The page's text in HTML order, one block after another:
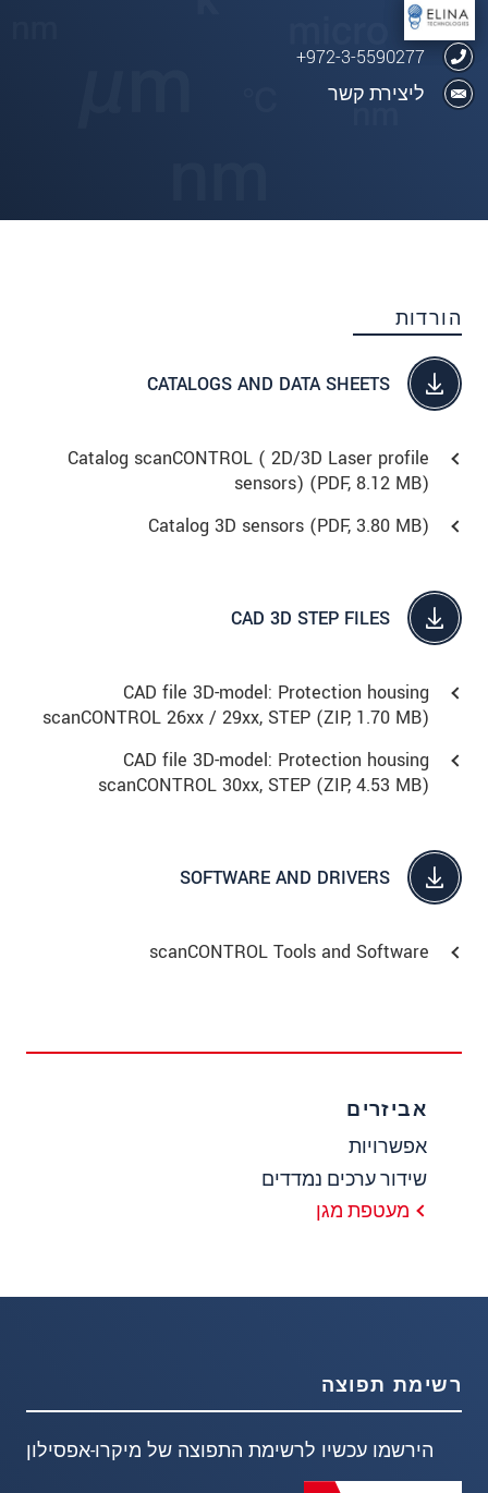
972-3-5590277+
ליצירת קשר
הורדות
CATALOGS AND DATA SHEETS
Catalog scanCONTROL ( 2D/3D Laser profile
sensors) (PDF, 8.12 MB)
Catalog 3D sensors (PDF, 3.80 MB)
CAD 3D STEP FILES
CAD file 3D-model: Protection housing
scanCONTROL 26xx / 29xx, STEP (ZIP, 1.70 MB)
CAD file 3D-model: Protection housing
scanCONTROL 30xx, STEP (ZIP, 4.53 MB)
SOFTWARE AND DRIVERS
scanCONTROL Tools and Software
אביזרים
אפשרויות
שידור ערכים נמדדים
מעטפת מגן
רשימת תפוצה
הירשמו עכשיו לרשימת התפוצה של מיקרו-אפסילון